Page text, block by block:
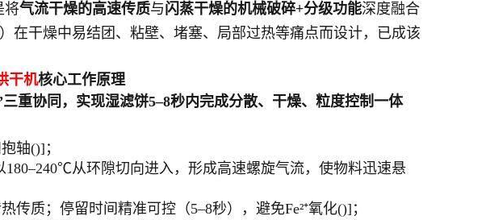
将气流干燥的高速传质与闪蒸干燥的机械破碎+分级功能深度融合
在干燥中易结团、粘壁、堵塞、局部过热等痛点而设计，已成该
干机核心工作原理
重协同，实现湿滤饼5–8秒内完成分散、干燥、粒度控制一体
轴()]；
从环隙切向进入，形成高速螺旋气流，使物料迅速悬
质；停留时间精准可控（5–8秒），避免Fe²⁺氧化()]；